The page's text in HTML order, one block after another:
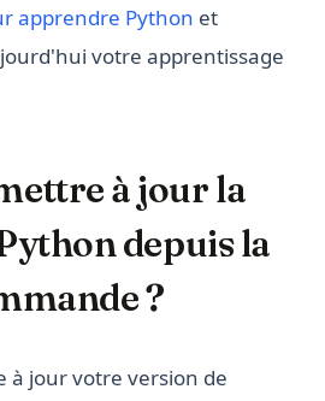
apprendre Python et
votre apprentissage
à jour la
depuis la
?
à jour votre version de